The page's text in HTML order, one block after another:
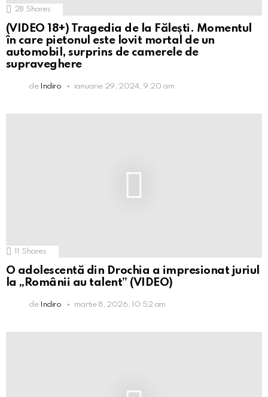
28 Shares
(VIDEO 18+) Tragedia de la Fălești. Momentul
în care pietonul este lovit mortal de un
automobil, surprins de camerele de
supraveghere
de Indiro ianuarie 29, 2024, 9:20 am
11 Shares
O adolescentă din Drochia a impresionat juriul
la „Românii au talent” (VIDEO)
de Indiro martie 8, 2026, 10:52 am